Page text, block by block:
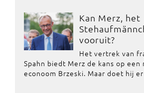
Kan Merz, het
vooruit?
Het vertrek van
Spahn biedt Merz de kans op een
econoom Brzeski. Maar doet hij